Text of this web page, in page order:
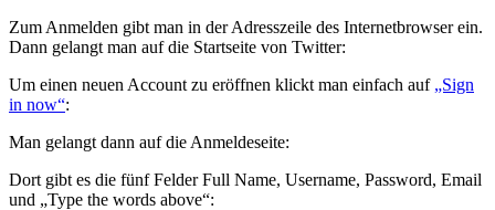
Zum Anmelden gibt man in der Adresszeile des Internetbrowser ein.
Dann gelangt man auf die Startseite von Twitter:
Um einen neuen Account zu eröffnen klickt man einfach auf „Sign
in now“:
Man gelangt dann auf die Anmeldeseite:
Dort gibt es die fünf Felder Full Name, Username, Password, Email
und „Type the words above“: